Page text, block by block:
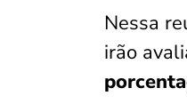
Nessa
irão